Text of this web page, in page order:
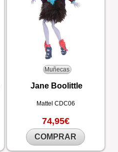
Muñecas
Jane Boolittle
Mattel CDC06
74,95€
COMPRAR